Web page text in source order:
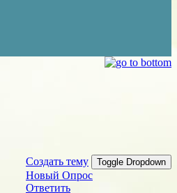
Создать тему Toggle Dropdown
Новый Опрос
Ответить